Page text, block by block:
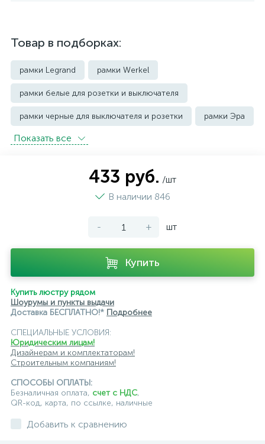
Товар в подборках:
рамки Legrand рамки Werkel
рамки белые для розетки и выключателя
рамки черные для выключателя и розетки рамки Эра
Показать всe
433 руб. /шт
В наличии 846
- + шт
Купить
Купить люстру рядом
Шоурумы и пункты выдачи
Доставка БЕСПЛАТНО!* Подробнее
СПЕЦИАЛЬНЫЕ УСЛОВИЯ:
Юридическим лицам!
Дизайнерам и комплектаторам!
Строительным компаниям!
СПОСОБЫ ОПЛАТЫ:
Безналичная оплата, счет с НДС,
QR-код, карта, по ссылке, наличные
Добавить к сравнению